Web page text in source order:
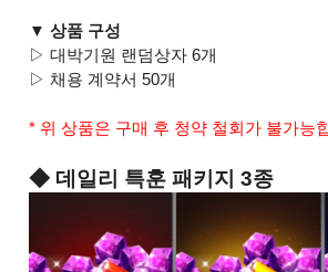
▼ 상품 구성
▷ 대박기원 랜덤상자 6개
▷ 채용 계약서 50개
* 위 상품은 구매 후 청약 철회가 불가능
◆ 데일리 특훈 패키지 3종